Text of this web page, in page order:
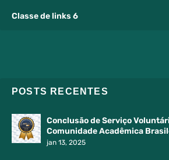
Classe de links 6
POSTS RECENTES
Conclusão de Serviço
Comunidade Acadêmica
jan 13, 2025